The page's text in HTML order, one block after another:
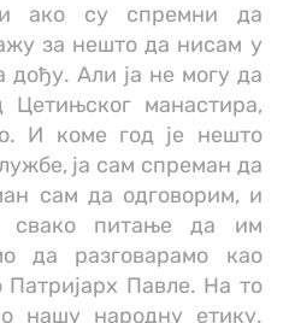
ако су спремни да
за нешто да нисам у
дођу. Али ја не могу да
Цетињског манастира,
И коме год је нешто
ја сам спреман да
сам да одговорим, и
питање да им
да разговарамо као
Павле. На то
нашу народну етику.